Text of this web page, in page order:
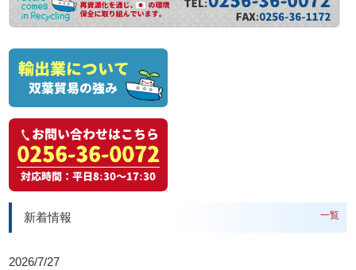
新着情報 一覧
2026/7/27